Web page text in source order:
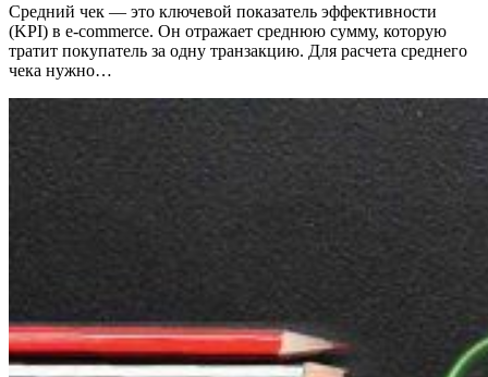
Средний чек — это ключевой показатель эффективности
(KPI) в e-commerce. Он отражает среднюю сумму, которую
тратит покупатель за одну транзакцию. Для расчета среднего
чека нужно…